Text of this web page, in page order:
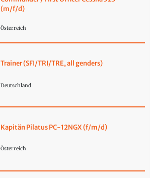
(m/f/d)
Österreich
Trainer (SFI/TRI/TRE, all genders)
Deutschland
Kapitän Pilatus PC-12NGX (f/m/d)
Österreich